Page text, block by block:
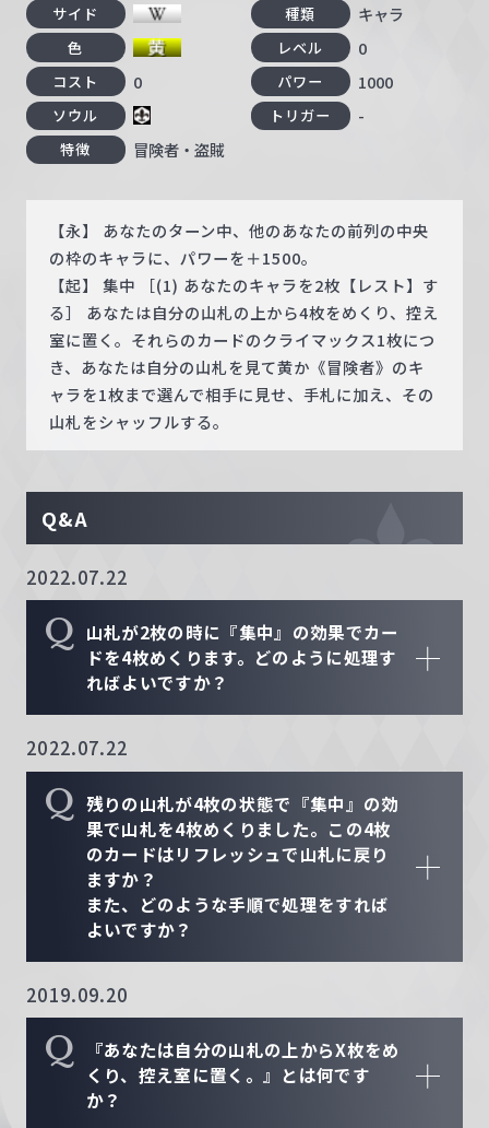
サイド 種類 キャラ
色 レベル 0
コスト 0 パワー 1000
ソウル トリガー -
特徴 冒険者・盗賊
【永】 あなたのターン中、他のあなたの前列の中央
の枠のキャラに、パワーを＋1500。
【起】 集中 ［(1) あなたのキャラを2枚【レスト】す
る］ あなたは自分の山札の上から4枚をめくり、控え
室に置く。それらのカードのクライマックス1枚につ
き、あなたは自分の山札を見て黄か《冒険者》のキ
ャラを1枚まで選んで相手に見せ、手札に加え、その
山札をシャッフルする。
Q&A
2022.07.22
Q 山札が2枚の時に『集中』の効果でカー
ドを4枚めくります。どのように処理す
ればよいですか？
2022.07.22
Q 残りの山札が4枚の状態で『集中』の効
果で山札を4枚めくりました。この4枚
のカードはリフレッシュで山札に戻り
ますか？
また、どのような手順で処理をすれば
よいですか？
2019.09.20
Q
『あなたは自分の山札の上からX枚をめ
くり、控え室に置く。』とは何です
か？